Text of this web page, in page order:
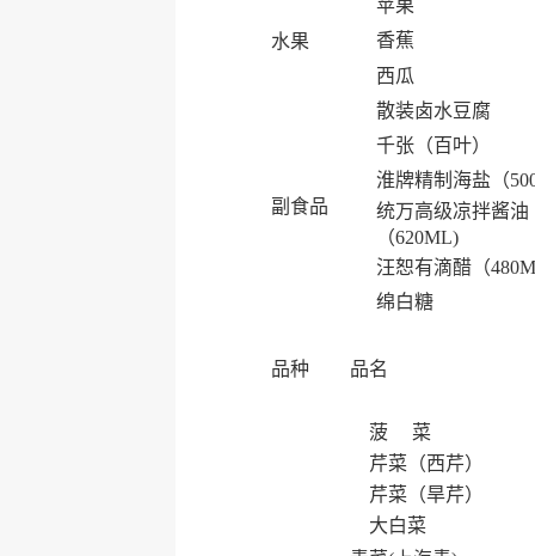
水果
苹果
香蕉
西瓜
副食品
散装卤水豆腐
千张（百叶）
淮牌精制海盐（
统万高级凉拌酱油
（620ML)
汪恕有滴醋（
绵白糖
品种 品名
菠 菜
芹菜（西芹）
芹菜（旱芹）
大白菜